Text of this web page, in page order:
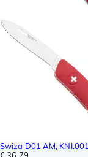
Swiza D01 AM,